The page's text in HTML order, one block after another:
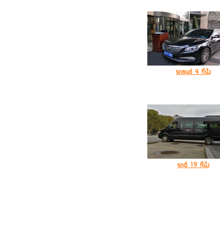
รถยนต์ 4 ที่นั่ง
รถตู้ 19 ที่นั่ง